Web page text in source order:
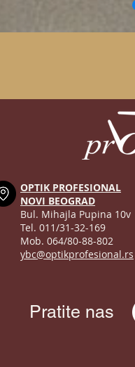
OPTIK PROFESIONAL
NOVI BEOGRAD
Bul. Mihajla Pupina 10v
Tel. 011/31-32-169
Mob. 064/80-88-802
ybc@optikprofesional.rs
Pratite nas